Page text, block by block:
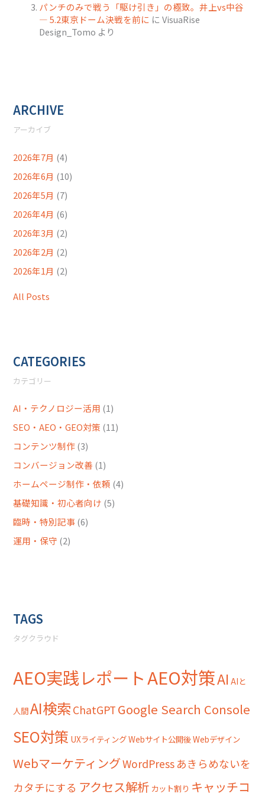
パンチのみで戦う「駆け引き」の極致。井上vs中谷
― 5.2東京ドーム決戦を前に にVisuaRise
Design_Tomo より
ARCHIVE
アーカイブ
2026年7月 (4)
2026年6月 (10)
2026年5月 (7)
2026年4月 (6)
2026年3月 (2)
2026年2月 (2)
2026年1月 (2)
All Posts
CATEGORIES
カテゴリー
AI・テクノロジー活用 (1)
SEO・AEO・GEO対策 (11)
コンテンツ制作(3)
コンバージョン改善 (1)
ホームページ制作・依頼 (4)
基礎知識・初心者向け (5)
臨時・特別記事(6)
運用・保守 (2)
TAGS
タグクラウド
AEO実践レポートAEO対策AI AIと
人間AI検索 ChatGPT Google Search Console
SEO対策 UXライティングWebサイト公開後Webデザイン
WebマーケティングWordPress あきらめないを
カタチにする アクセス解析 カット割り キャッチコ